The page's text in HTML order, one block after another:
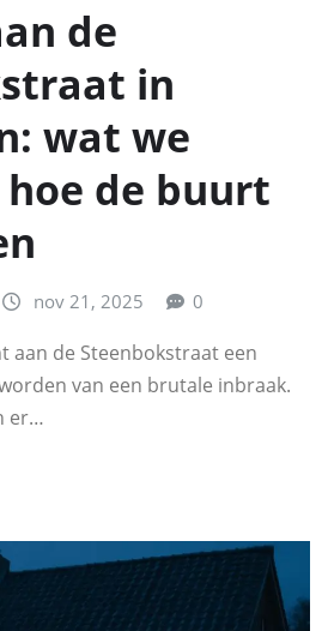
de
in
wat we
de buurt
nov 21, 2025 0
aan de Steenbokstraat een
van een brutale inbraak.
er…